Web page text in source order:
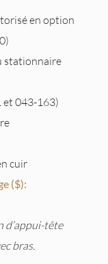
en option
stationnaire
et 043-163)
cuir
($):
d’appui-tête
bras.